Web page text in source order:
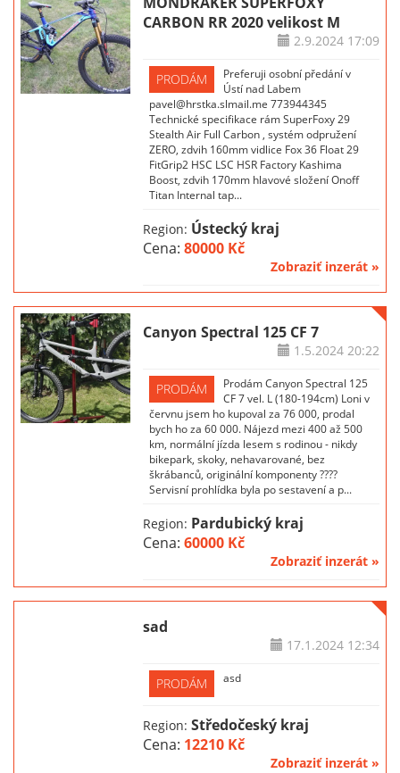
CARBON RR 2020 velikost M
2.9.202417:09
PRODÁM
Preferuji osobní předání v
Ústí nad Labem
pavel@hrstka.slmail.me 773944345
Technické specifikace rám SuperFoxy 29
Stealth Air Full Carbon , systém odpružení
ZERO, zdvih 160mm vidlice Fox 36 Float 29
FitGrip2 HSC LSC HSR Factory Kashima
Boost, zdvih 170mm hlavové složení Onoff
Titan Internal tap...
Region: Ústecký kraj
Cena:80000 Kč
Zobraziť inzerát »
Canyon Spectral 125 CF 7
1.5.202420:22
PRODÁM
Prodám Canyon Spectral 125
CF 7 vel. L (180-194cm) Loni v
červnu jsem ho kupoval za 76 000, prodal
bych ho za 60 000. Nájezd mezi 400 až 500
km, normální jízda lesem s rodinou - nikdy
bikepark, skoky, nehavarované, bez
škrábanců, originální komponenty ????
Servisní prohlídka byla po sestavení a p...
Region: Pardubický kraj
Cena:60000 Kč
Zobraziť inzerát »
sad
17.1.202412:34
PRODÁM asd
Region:Středočeský kraj
Cena: 12210 Kč
Zobraziť inzerát »